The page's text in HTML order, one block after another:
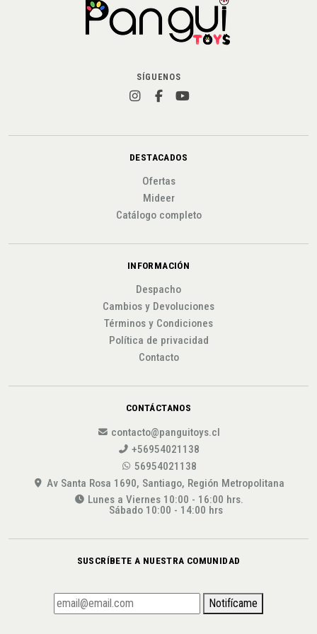
SÍGUENOS
DESTACADOS
Ofertas
Mideer
Catálogo completo
INFORMACIÓN
Despacho
Cambios y Devoluciones
Términos y Condiciones
Política de privacidad
Contacto
CONTÁCTANOS
contacto@panguitoys.cl
+56954021138
56954021138
Av Santa Rosa 1690, Santiago, Región Metropolitana
Lunes a Viernes 10:00 - 16:00 hrs.
Sábado 10:00 - 14:00 hrs
SUSCRÍBETE A NUESTRA COMUNIDAD
Notifícame